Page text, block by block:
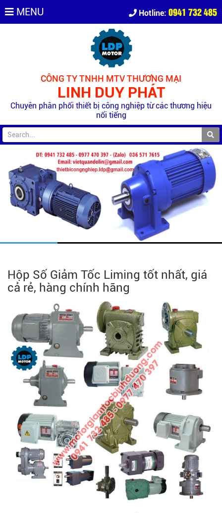
MENU Hotline: 0941 732 485
CÔNG TY TNHH MTV THƯƠNG MẠI
LINH DUY PHÁT
Chuyên phân phối thiết bị công nghiệp từ các thương hiệu
nổi tiếng
Hộp Số Giảm Tốc Liming tốt nhất, giá
cả rẻ, hàng chính hãng